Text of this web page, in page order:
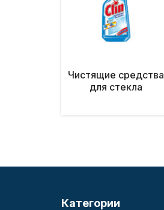
Чистящие средства
для стекла
Категории